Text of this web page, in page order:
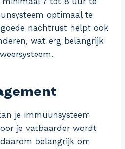
optimaal te
nachtrust helpt ook
wat erg belangrijk
je immuunsysteem
je vatbaarder wordt
belangrijk om